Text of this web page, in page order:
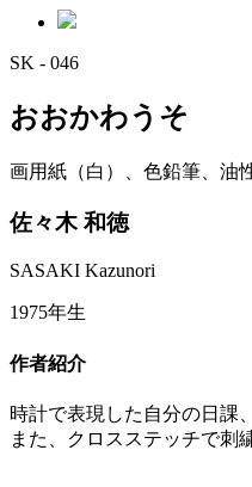
SK - 046
おおかわうそ
画用紙（白）、色鉛筆、油
佐々木 和徳
SASAKI Kazunori
1975年生
作者紹介
時計で表現した自分の日課
また、クロスステッチで刺